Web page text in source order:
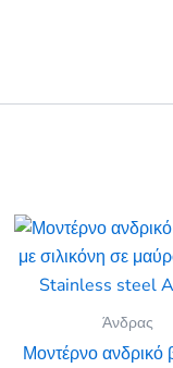
Άνδρας
Μοντέρνο ανδρικό